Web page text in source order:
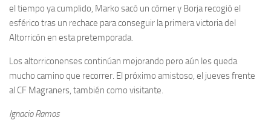
el tiempo ya cumplido, Marko sacó un córner y Borja recogió el
esférico tras un rechace para conseguir la primera victoria del
Altorricón en esta pretemporada.
Los altorriconenses continúan mejorando pero aún les queda
mucho camino que recorrer. El próximo amistoso, el jueves frente
al CF Magraners, también como visitante.
Ignacio Ramos